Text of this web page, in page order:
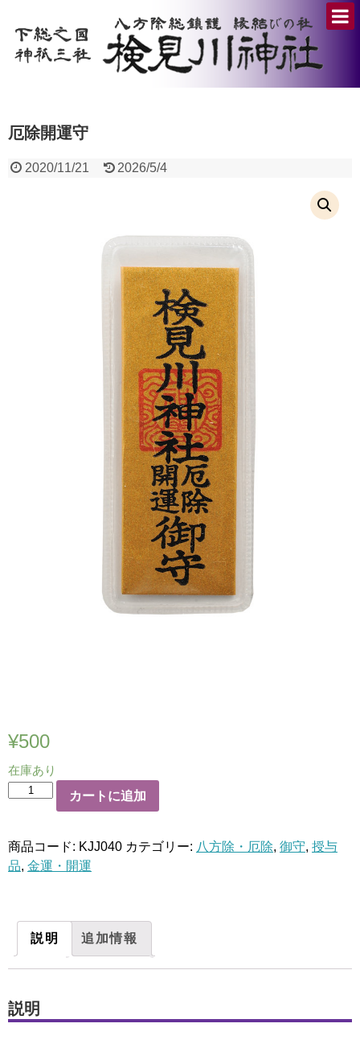
厄除開運守
2020/11/21 2026/5/4
¥500
在庫あり
運
守
カートに追加
商品コード: KJJ040 カテゴリー: 八方除・厄除, 御守, 授与
品, 金運・開運
説明 追加情報
説明